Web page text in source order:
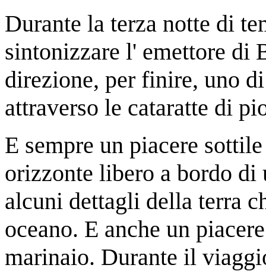
Durante la terza notte di
sintonizzare l' emettore di
direzione, per finire, uno
attraverso le cataratte di
E sempre un piacere
orizzonte libero a bordo di
alcuni dettagli della terra
oceano. E anche un
marinaio. Durante il